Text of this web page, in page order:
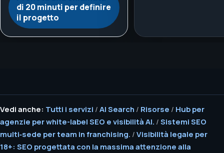
di 20 minuti per definire
il progetto
Vedi anche: Tutti i servizi / AI Search / Risorse / Hub per
agenzie per white-label SEO e visibilità AI. / Sistemi SEO
multi‑sede per team in franchising. / Visibilità legale per
18+: SEO progettata con la massima attenzione alla